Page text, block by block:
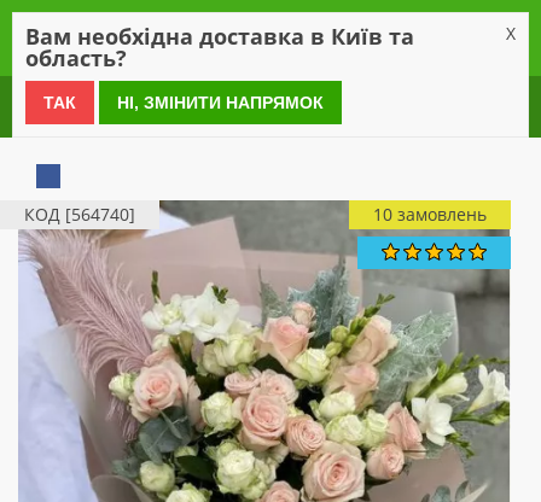
0 800 21 54 55
КОД [564740] 10 замовлень
Вам необхідна доставка в Київ та
область?
X
ТАК НІ, ЗМІНИТИ НАПРЯМОК